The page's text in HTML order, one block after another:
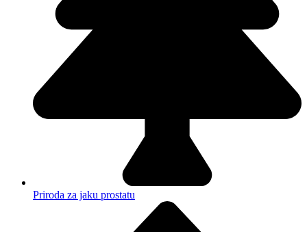
Priroda za jaku prostatu